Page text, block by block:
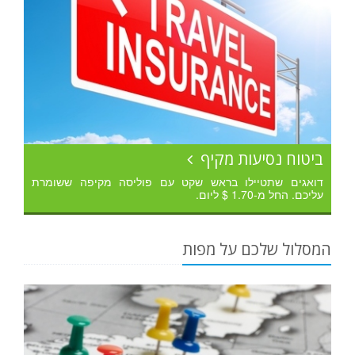
ביטוח נסיעות מקיף
דואגים שתטיילו בראש שקט עם פוליסה מקיפה ששומרת
עליכם. החל מ-1.70 $ ליום.
המסלול שלכם על מפות